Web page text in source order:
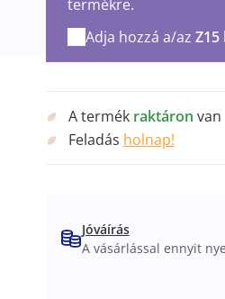
termékre.
Adja hozzá a/az Z15
A termék raktáron van
Feladás holnap!
Jóváírás
A vásárlással ennyit